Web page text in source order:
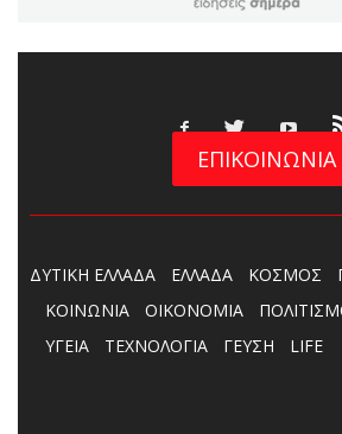
ΕΠΙΚΟΙΝΩΝΙΑ
ΔΥΤΙΚΗ ΕΛΛΑΔΑ ΕΛΛΑΔΑ ΚΟΣΜΟΣ
ΚΟΙΝΩΝΙΑ
ΟΙΚΟΝΟΜΙΑ
ΥΓΕΙΑ
ΤΕΧΝΟΛΟΓΙΑ ΓΕΥΣΗ LIFE